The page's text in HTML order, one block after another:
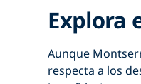
Explora
Aunque
respecta a los